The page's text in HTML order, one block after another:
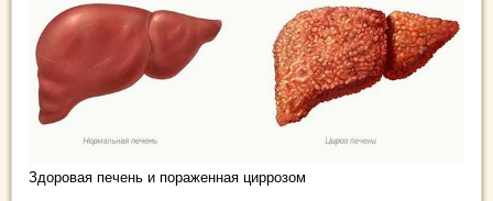
Здоровая печень и пораженная циррозом